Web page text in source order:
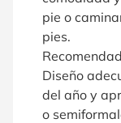
pie o
pies.
Diseño
del año y
o